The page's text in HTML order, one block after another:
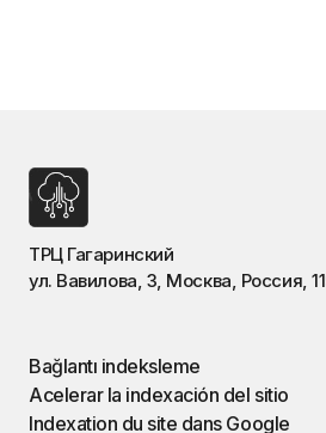
ТРЦ Гагаринский
ул. Вавилова, 3, Москва, Россия,
Bağlantı indeksleme
Acelerar la indexación del sitio
Indexation du site dans Google